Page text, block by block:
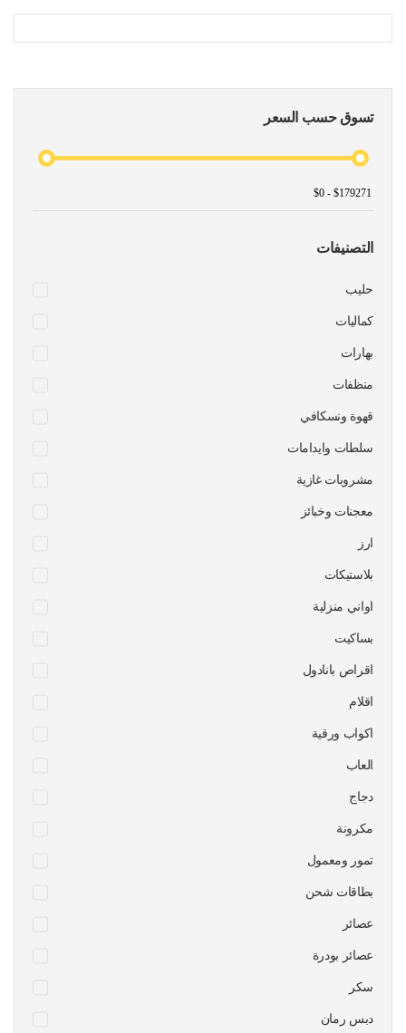
تسوق حسب السعر
التصنيفات
حليب
كماليات
بهارات
منظفات
قهوة ونسكافي
سلطات وايدامات
مشروبات غازية
معجنات وخبائز
ارز
بلاستيكات
اواني منزلية
بساكيت
اقراص بانادول
اقلام
اكواب ورقية
العاب
دجاج
مكرونة
تمور ومعمول
بطاقات شحن
عصائر
عصائر بودرة
سكر
دبس رمان